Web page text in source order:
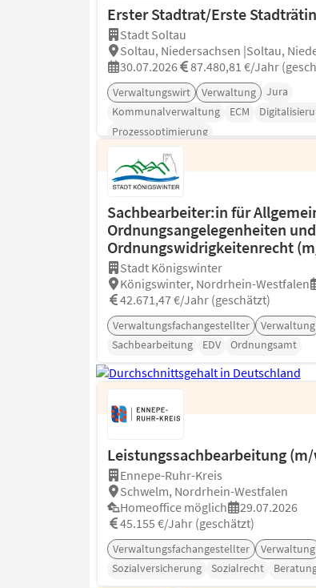
Erster Stadtrat/Erste
Stadt Soltau
Soltau, Niedersachsen |Soltau,
30.07.2026
87.480,81 €/Jahr
Verwaltungswirt Verwaltung
Jura
Kommunalverwaltung
ECM
Prozessoptimierung
Sachbearbeiter:in für
Ordnungsangelegenheiten und
Ordnungswidrigkeitenrecht
Stadt Königswinter
Königswinter, Nordrhein-Westfalen
42.671,47 €/Jahr (geschätzt)
Verwaltungsfachangestellter
Verwaltung
Sachbearbeitung
EDV Ordnungsamt
Leistungssachbearbeitung
Ennepe-Ruhr-Kreis
Schwelm, Nordrhein-Westfalen
Homeoffice möglich
29.07.2026
45.155 €/Jahr (geschätzt)
Verwaltungsfachangestellter Verwaltung
Sozialversicherung
Sozialrecht